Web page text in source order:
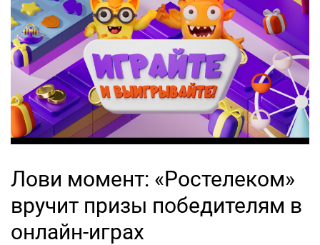
Лови момент: «Ростелеком»
вручит призы победителям в
онлайн-играх